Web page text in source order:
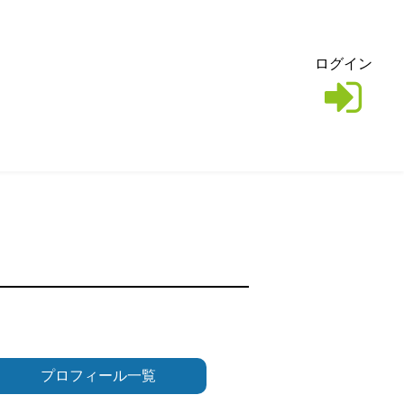
ログイン
プロフィール一覧